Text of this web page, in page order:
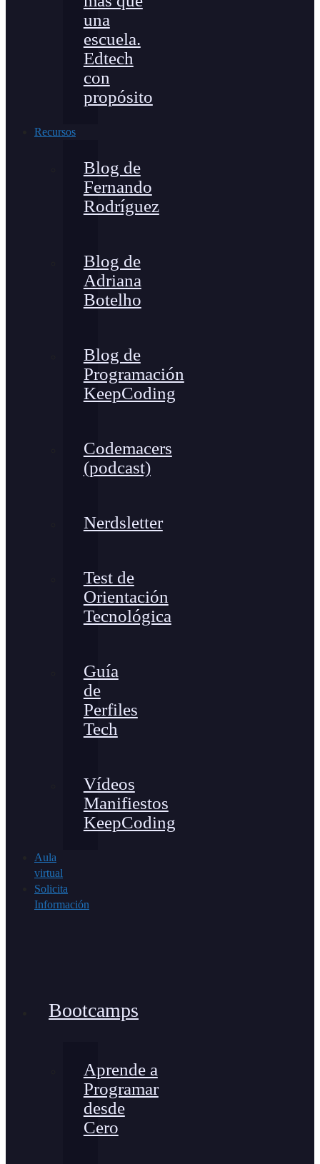
una
escuela.
Edtech
con
propósito
Recursos
Blog de
Fernando
Rodríguez
Blog de
Adriana
Botelho
Blog de
Programación
KeepCoding
Codemacers
(podcast)
Nerdsletter
Test de
Orientación
Tecnológica
Guía
de
Perfiles
Tech
Vídeos
Manifiestos
KeepCoding
Aula
virtual
Solicita
Información
Bootcamps
Aprende a
Programar
desde
Cero